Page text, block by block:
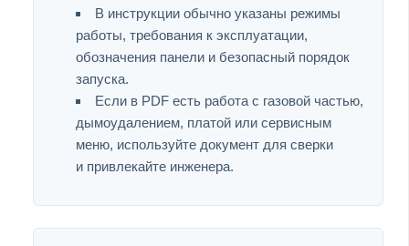
В инструкции обычно указаны режимы
работы, требования к эксплуатации,
обозначения панели и безопасный порядок
запуска.
Если в PDF есть работа с газовой частью,
дымоудалением, платой или сервисным
меню, используйте документ для сверки
и привлекайте инженера.